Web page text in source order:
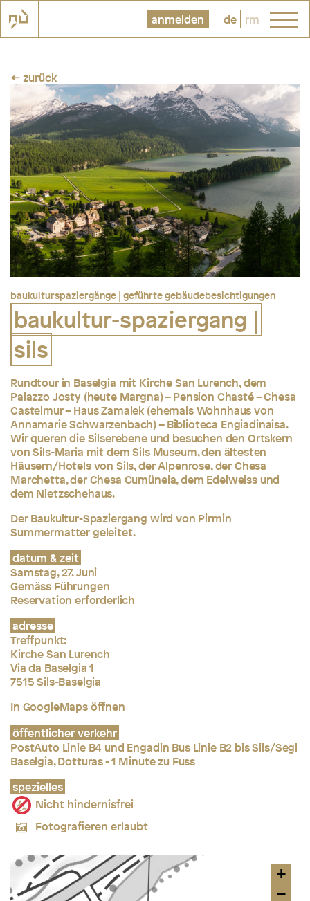
anmelden de rm
← zurück
baukulturspaziergänge | geführte gebäudebesichtigungen
baukultur-spaziergang |
sils
Rundtour in Baselgia mit Kirche San Lurench, dem
Palazzo Josty (heute Margna) – Pension Chasté – Chesa
Castelmur – Haus Zamalek (ehemals Wohnhaus von
Annamarie Schwarzenbach) – Biblioteca Engiadinaisa.
Wir queren die Silserebene und besuchen den Ortskern
von Sils-Maria mit dem Sils Museum, den ältesten
Häusern/Hotels von Sils, der Alpenrose, der Chesa
Marchetta, der Chesa Cumünela, dem Edelweiss und
dem Nietzschehaus.
Der Baukultur-Spaziergang wird von Pirmin
Summermatter geleitet.
datum & zeit
Samstag, 27. Juni
Gemäss Führungen
Reservation erforderlich
adresse
Treffpunkt:
Kirche San Lurench
Via da Baselgia 1
7515 Sils-Baselgia
In GoogleMaps öffnen
öffentlicher verkehr
PostAuto Linie B4 und Engadin Bus Linie B2 bis Sils/Segl
Baselgia, Dotturas - 1 Minute zu Fuss
spezielles
Nicht hindernisfrei
Fotografieren erlaubt
+
−